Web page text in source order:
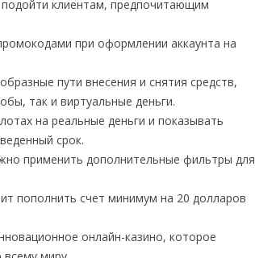
клиентам, предпочитающим
при оформлении аккаунта на
пути внесения и снятия средств,
так и виртуальные деньги.
на реальные деньги и показывать
срок.
применить дополнительные фильтры для
пополнить счет минимум на 20 долларов
онлайн-казино, которое